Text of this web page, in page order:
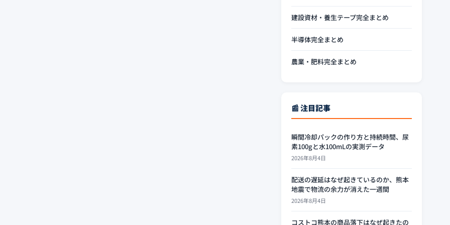
建設資材・養生テープ完全まとめ
半導体完全まとめ
農業・肥料完全まとめ
📰 注目記事
瞬間冷却パックの作り方と持続時間、尿
素100gと水100mLの実測データ
2026年8月4日
配送の遅延はなぜ起きているのか、熊本
地震で物流の余力が消えた一週間
2026年8月4日
コストコ熊本の商品落下はなぜ起きたの